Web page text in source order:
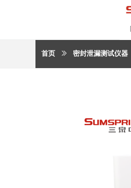
首页 ꅀ 密封泄漏测试仪器